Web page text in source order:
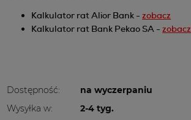
Kalkulator rat Alior Bank -zobacz
Kalkulator rat Bank Pekao SA -zobacz
Dostępność:
na wyczerpaniu
Wysyłka w:
2-4 tyg.